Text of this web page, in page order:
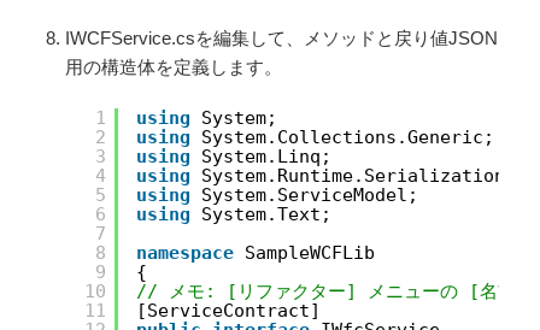
IWCFService.csを編集して、メソッドと戻り値JSON
用の構造体を定義します。
1
2
3
4
5
6
7
8
9
10
11
using
System;
using
System.Collections.Generic;
using
System.Linq;
using
System.Runtime.Serialization;
using
System.ServiceModel;
using
System.Text;
namespace SampleWCFLib
{
// メモ: [リファクター] メニューの [名前の
[ServiceContract]